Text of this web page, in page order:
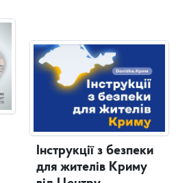
Інструкції з безпеки
для жителів Криму